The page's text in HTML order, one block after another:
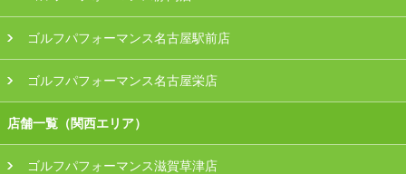
ゴルフパフォーマンス名古屋駅前店
ゴルフパフォーマンス名古屋栄店
店舗一覧（関西エリア）
ゴルフパフォーマンス滋賀草津店